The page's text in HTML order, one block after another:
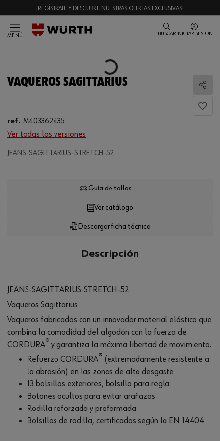
¡REGÍSTRATE Y DESCUBRE NUESTRAS OFERTAS EXCLUSIVAS!
MENÚ BUSCAR INICIAR SESIÓN
Loading...
VAQUEROS SAGITTARIUS
ref.: M403362435
Ver todas las versiones
JEANS-SAGITTARIUS-STRETCH-52
Loading...
Descargar ficha técnica
Ver catálogo
Guía de tallas
Descripción
JEANS-SAGITTARIUS-STRETCH-52
Vaqueros Sagittarius
Vaqueros fabricados con un innovador material elástico que
combina la comodidad del algodón con la fuerza de
CORDURA® y garantiza la máxima libertad de movimiento.
Refuerzo CORDURA® (extremadamente resistente a
la abrasión) en las zonas de alto desgaste
13 bolsillos exteriores, bolsillo para regla
Botones ocultos para evitar arañazos
Rodilla reforzada y preformada
Bolsillos de rodilla, certificados según la EN 14404